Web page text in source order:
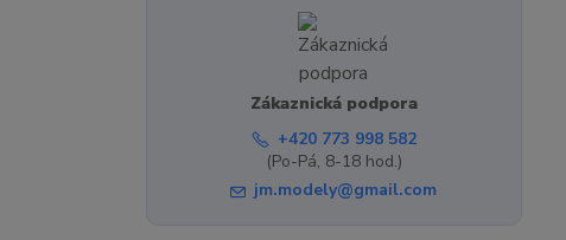
Zákaznická podpora
+420 773 998 582
(Po-Pá, 8-18 hod.)
jm.modely@gmail.com